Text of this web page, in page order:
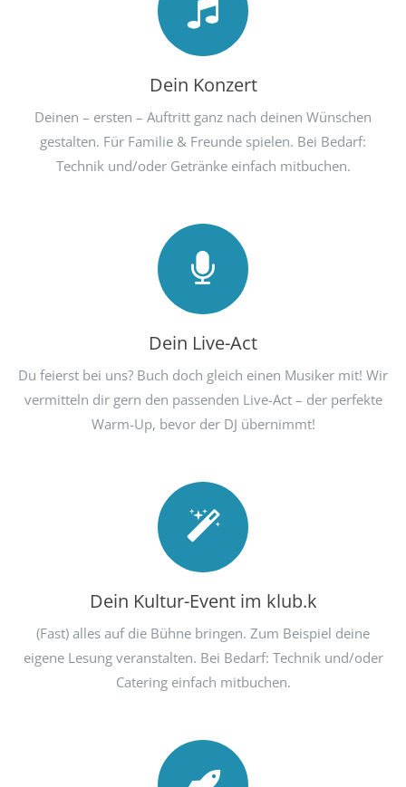
Dein Konzert
Deinen – ersten – Auftritt ganz nach deinen Wünschen
gestalten. Für Familie & Freunde spielen. Bei Bedarf:
Technik und/oder Getränke einfach mitbuchen.
Dein Live-Act
Du feierst bei uns? Buch doch gleich einen Musiker mit! Wir
vermitteln dir gern den passenden Live-Act – der perfekte
Warm-Up, bevor der DJ übernimmt!
Dein Kultur-Event im klub.k
(Fast) alles auf die Bühne bringen. Zum Beispiel deine
eigene Lesung veranstalten. Bei Bedarf: Technik und/oder
Catering einfach mitbuchen.